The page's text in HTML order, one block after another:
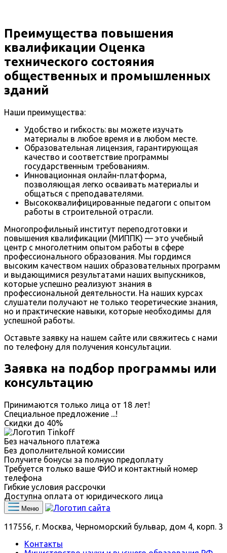
Преимущества повышения
квалификации Оценка
технического состояния
общественных и промышленных
зданий
Наши преимущества:
Удобство и гибкость: вы можете изучать
материалы в любое время и в любом месте.
Образовательная лицензия, гарантирующая
качество и соответствие программы
государственным требованиям.
Инновационная онлайн-платформа,
позволяющая легко осваивать материалы и
общаться с преподавателями.
Высококвалифицированные педагоги с опытом
работы в строительной отрасли.
Многопрофильный институт переподготовки и
повышения квалификации (МИППК) — это учебный
центр с многолетним опытом работы в сфере
профессионального образования. Мы гордимся
высоким качеством наших образовательных программ
и выдающимися результатами наших выпускников,
которые успешно реализуют знания в
профессиональной деятельности. На наших курсах
слушатели получают не только теоретические знания,
но и практические навыки, которые необходимы для
успешной работы.
Оставьте заявку на нашем сайте или свяжитесь с нами
по телефону для получения консультации.
Заявка на подбор программы или
консультацию
Принимаются только лица от 18 лет!
Специальное предложение
!
Скидки до 40%
Без начального платежа
Без дополнительной комиссии
Получите бонусы за полную предоплату
Требуется только ваше ФИО и контактный номер
телефона
Гибкие условия рассрочки
Доступна оплата от юридического лица
Меню
117556, г. Москва, Черноморский бульвар, дом 4, корп. 3
Контакты